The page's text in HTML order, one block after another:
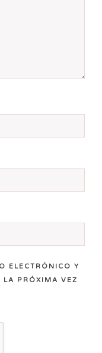
ELECTRÓNICO Y
LA PRÓXIMA VEZ